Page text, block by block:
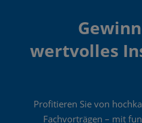
wertvolles
Profitieren Sie von
Fachvorträgen – mit